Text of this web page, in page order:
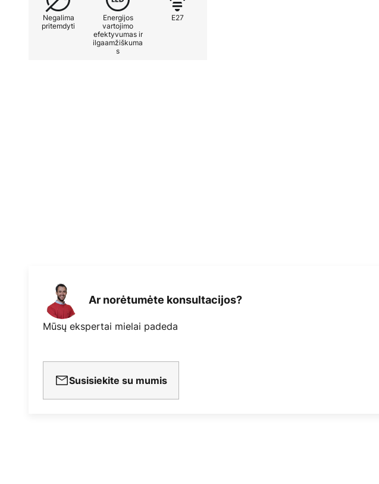
Negalima
pritemdyti
Energijos
vartojimo
efektyvumas ir
ilgaamžiškuma
s
E27
Ar norėtumėte konsultacijos?
Mūsų ekspertai mielai padeda
Susisiekite su mumis